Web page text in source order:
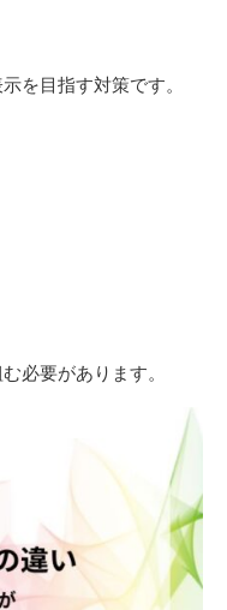
を目指す対策です。
必要があります。